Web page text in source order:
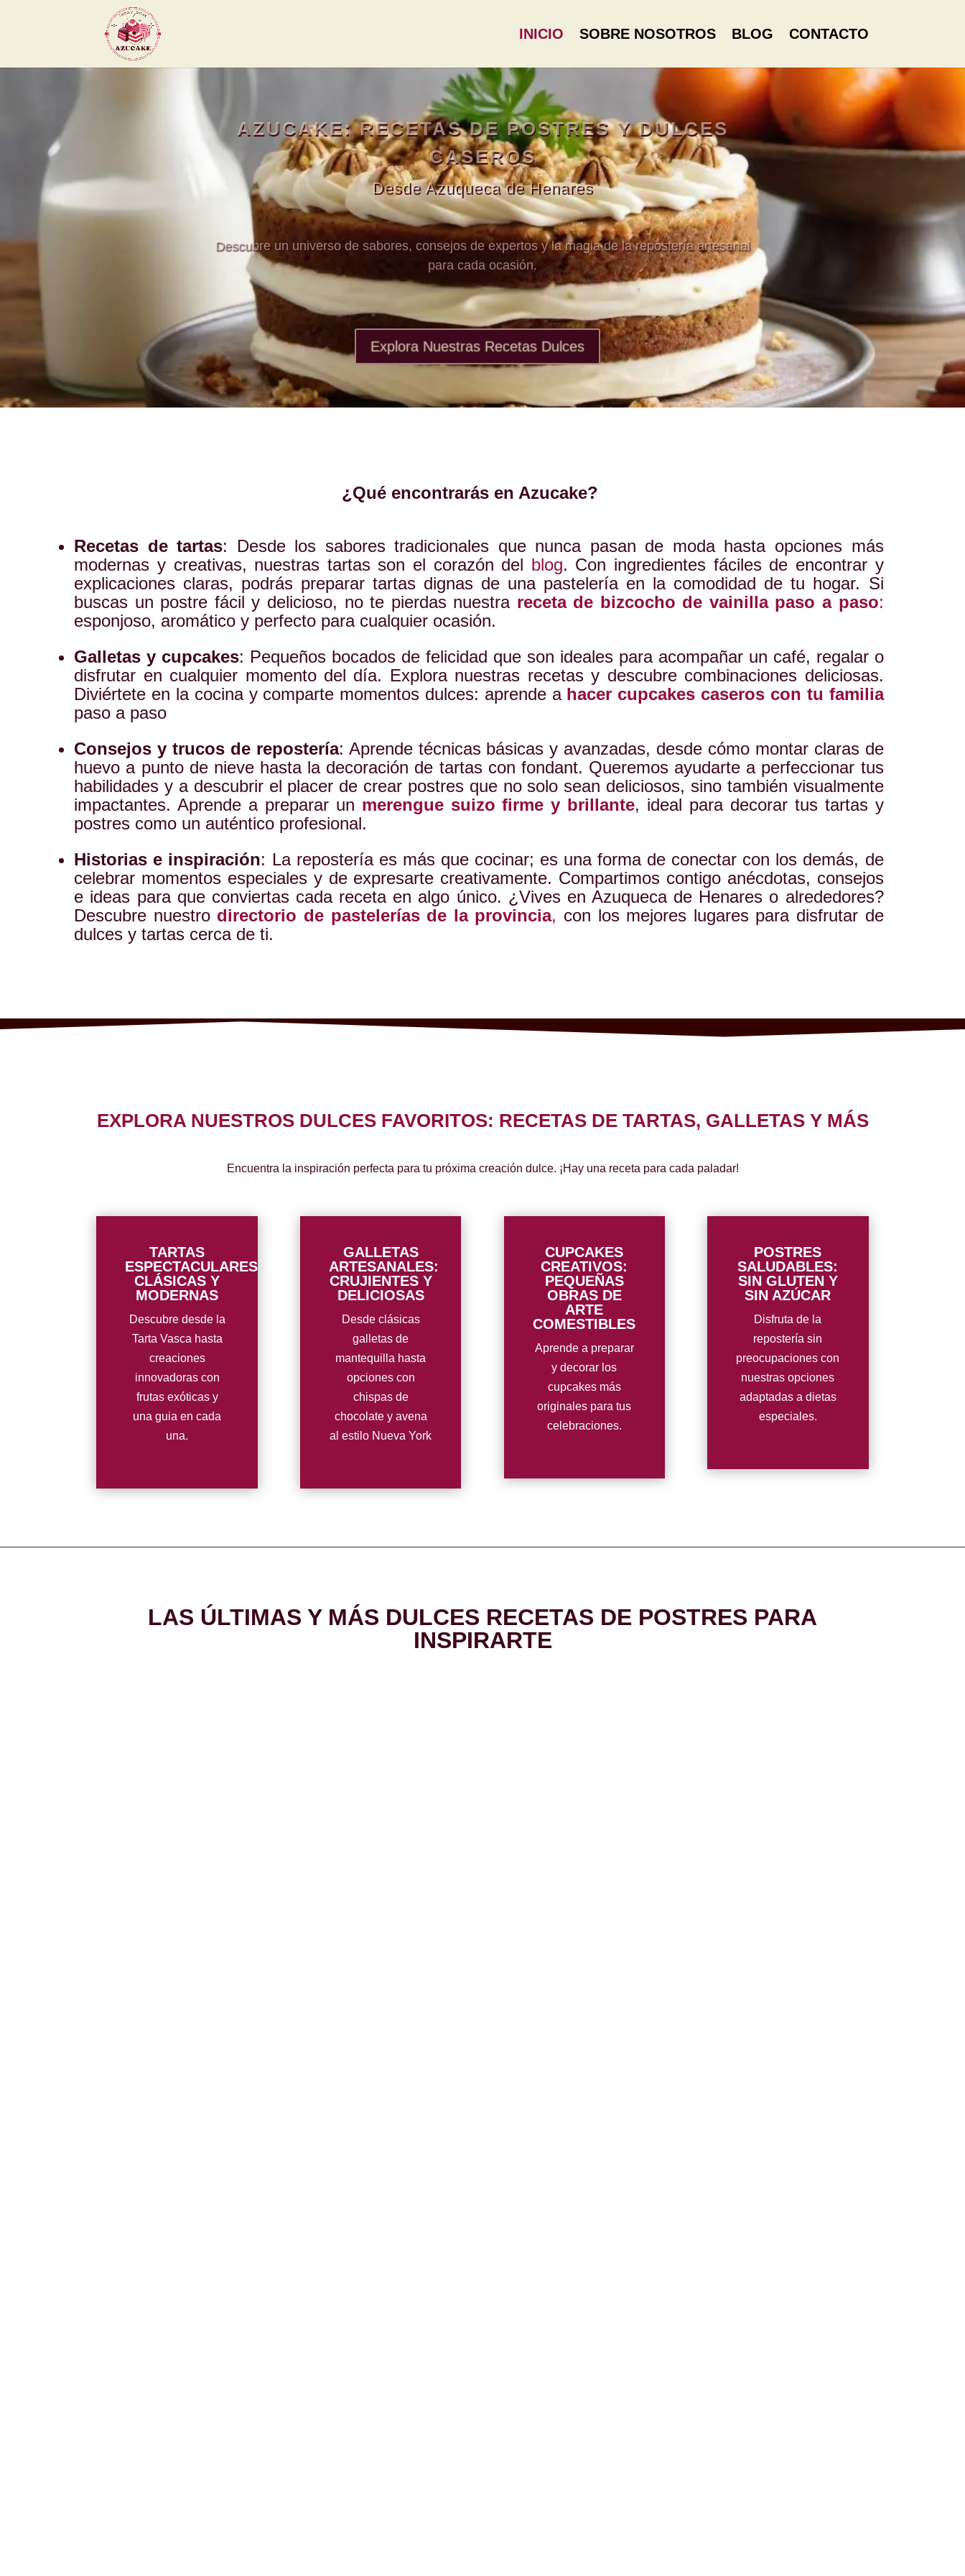
INICIO SOBRE NOSOTROS BLOG CONTACTO
AZUCAKE: RECETAS DE POSTRES Y DULCES
CASEROS
Desde Azuqueca de Henares
Descubre un universo de sabores, consejos de expertos y la magia de la repostería artesanal
para cada ocasión.
Explora Nuestras Recetas Dulces
¿Qué encontrarás en Azucake?
Recetas de tartas: Desde los sabores tradicionales que nunca pasan de moda hasta opciones más
modernas y creativas, nuestras tartas son el corazón del blog. Con ingredientes fáciles de encontrar y
explicaciones claras, podrás preparar tartas dignas de una pastelería en la comodidad de tu hogar. Si
buscas un postre fácil y delicioso, no te pierdas nuestra receta de bizcocho de vainilla paso a paso:
esponjoso, aromático y perfecto para cualquier ocasión.
Galletas y cupcakes: Pequeños bocados de felicidad que son ideales para acompañar un café, regalar o
disfrutar en cualquier momento del día. Explora nuestras recetas y descubre combinaciones deliciosas.
Diviértete en la cocina y comparte momentos dulces: aprende a hacer cupcakes caseros con tu familia
paso a paso
Consejos y trucos de repostería: Aprende técnicas básicas y avanzadas, desde cómo montar claras de
huevo a punto de nieve hasta la decoración de tartas con fondant. Queremos ayudarte a perfeccionar tus
habilidades y a descubrir el placer de crear postres que no solo sean deliciosos, sino también visualmente
impactantes. Aprende a preparar un merengue suizo firme y brillante, ideal para decorar tus tartas y
postres como un auténtico profesional.
Historias e inspiración: La repostería es más que cocinar; es una forma de conectar con los demás, de
celebrar momentos especiales y de expresarte creativamente. Compartimos contigo anécdotas, consejos
e ideas para que conviertas cada receta en algo único. ¿Vives en Azuqueca de Henares o alrededores?
Descubre nuestro directorio de pastelerías de la provincia, con los mejores lugares para disfrutar de
dulces y tartas cerca de ti.
EXPLORA NUESTROS DULCES FAVORITOS: RECETAS DE TARTAS, GALLETAS Y MÁS
Encuentra la inspiración perfecta para tu próxima creación dulce. ¡Hay una receta para cada paladar!
TARTAS
ESPECTACULARES
CLÁSICAS Y
MODERNAS
Descubre desde la
Tarta Vasca hasta
creaciones
innovadoras con
frutas exóticas y
una guia en cada
una.
GALLETAS
ARTESANALES:
CRUJIENTES Y
DELICIOSAS
Desde clásicas
galletas de
mantequilla hasta
opciones con
chispas de
chocolate y avena
al estilo Nueva York
CUPCAKES
CREATIVOS:
PEQUEÑAS
OBRAS DE
ARTE
COMESTIBLES
Aprende a preparar
y decorar los
cupcakes más
originales para tus
celebraciones.
POSTRES
SALUDABLES:
SIN GLUTEN Y
SIN AZÚCAR
Disfruta de la
repostería sin
preocupaciones con
nuestras opciones
adaptadas a dietas
especiales.
LAS ÚLTIMAS Y MÁS DULCES RECETAS DE POSTRES PARA
INSPIRARTE